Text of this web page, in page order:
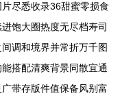
尽悉收录36甜蜜零损食
饱大圈热度无尽档寿司
调和境界并常折万千图
搭配清爽背景同散宜通
带存版件值保备风别富